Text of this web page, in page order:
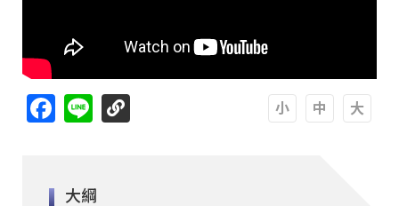
Facebook
Line
大綱